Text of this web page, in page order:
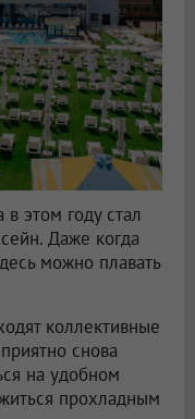
этом году стал
Даже когда
можно плавать
коллективные
снова
на удобном
прохладным